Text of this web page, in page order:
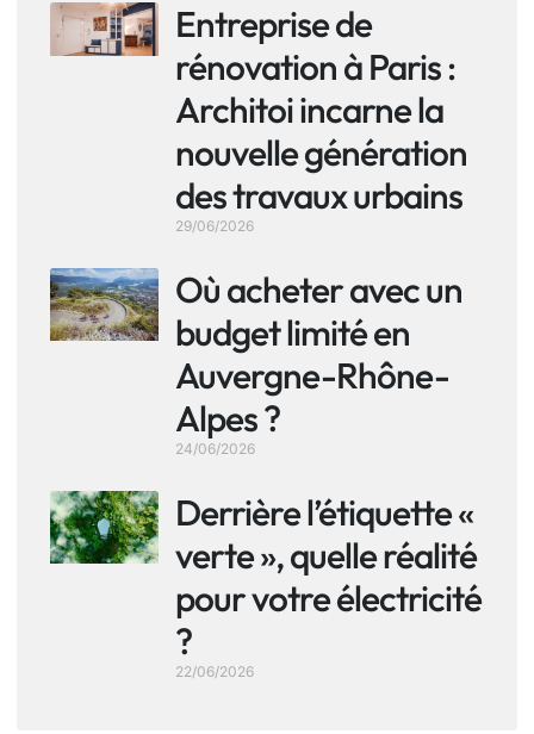
Entreprise de
rénovation à Paris :
Architoi incarne la
nouvelle génération
des travaux urbains
29/06/2026
Où acheter avec un
budget limité en
Auvergne-Rhône-
Alpes ?
24/06/2026
Derrière l’étiquette «
verte », quelle réalité
pour votre électricité
?
22/06/2026